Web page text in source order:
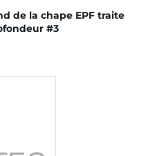
béton jusqu’à 30 cm de
de la chape EPF traite
#3